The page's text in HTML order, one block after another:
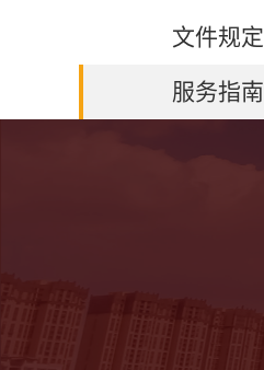
文件规定
服务指南